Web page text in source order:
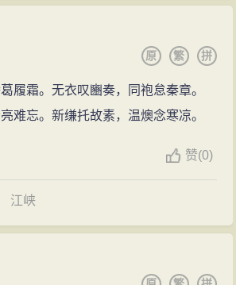
难荫、请封、捐封等事务。也很有
），升为陕西提学副使。官至四
），何景明因病辞官，回归故
拼
繁
原
履霜。无衣叹豳奏，同袍怠秦章。
难忘。新缣托故素，温燠念寒凉。
赞(0)
江峡